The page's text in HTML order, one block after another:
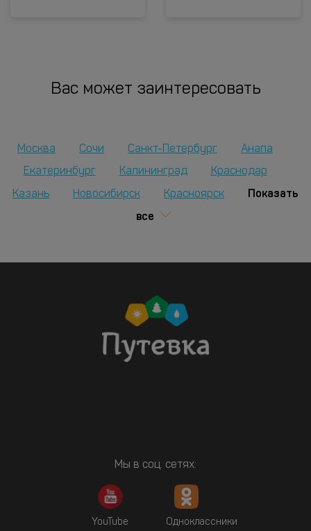
Вас может заинтересовать
Москва Сочи Санкт-Петербург
Анапа
Екатеринбург
Калининград Краснодар
Казань Новосибирск Красноярск
Показать
все
Мы в соц. сетях:
YouTube Одноклассники